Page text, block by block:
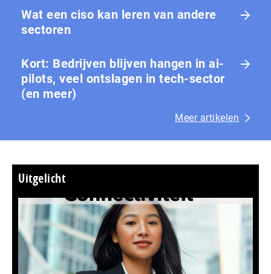
Wat een ciso kan leren van andere
sectoren
Kort: Bedrijven blijven hangen in ai-
pilots, veel ontslagen in tech-sector
(en meer)
Meer artikelen
Uitgelicht